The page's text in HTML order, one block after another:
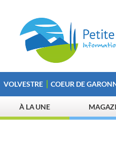
VOLVESTRE COEUR DE
À LA UNE